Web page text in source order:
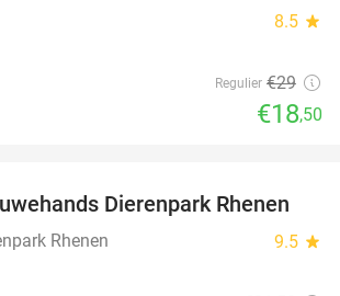
8.5 star
Regulier €29
€18,50
19%
Dierenpark Rhenen
Rhenen 9.5 star